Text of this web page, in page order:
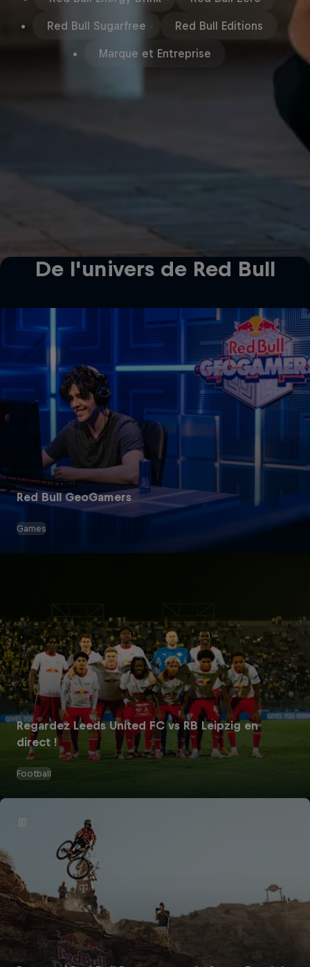
Red Bull Sugarfree Red Bull Editions
Marque et Entreprise
De l'univers de Red Bull
Red Bull GeoGamers
Games
Regardez Leeds United FC vs RB Leipzig en
direct !
Football